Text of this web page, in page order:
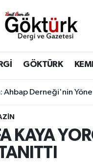
GÖKTÜRK
Derneği'nin Yönetimine
KAYA
Hava Durumu
Trafik Yoğunluk
Durumu ve Fikstür
Haberleri